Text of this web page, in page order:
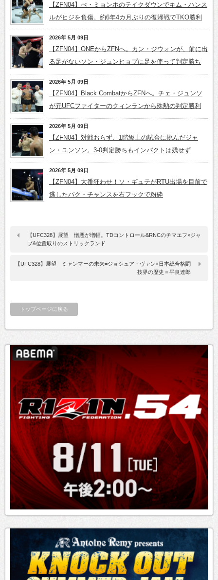
【ZFN04】ぺ・ミョンホのテイクダウンでキム・ハンス
ルがヒジを負傷。約6年4カ月ぶりの復帰戦でTKO勝利
2026年 5月 09日
【ZFN04】ONEからZFNへ。カン・ジウォンが、前に出
る足がないソン・ジュンヒョプに足を使って判定勝ち
2026年 5月 09日
【ZFN04】Black CombatからZFNへ。チェ・ジュンソ
が元UFCファイターのクィンランから殊勲の判定勝利
2026年 5月 09日
【ZFN04】対戦おらず、1階級上の試合に挑んだジャ
ン・ユンソン。3-0判定勝ちもインパクトは残せず
2026年 5月 09日
【ZFN04】大番狂わせ！ソ・ギュテがRTU出場を目前で
逃したパク・チャンスを右フックで粉砕
【UFC328】展望 憎悪が増幅。TDコントロール&RNCのチマエフ×ジャ
ブ&位置取りのストリックランド
【UFC328】展望 ミャンマーの未来=ジョシュア・ヴァン×日本総合格闘
技界の歴史＝平良達郎
トップページに戻る